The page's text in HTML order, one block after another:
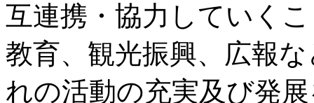
互連携・協力していく
教育、観光振興、広報
れの活動の充実及び発